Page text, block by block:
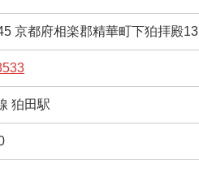
京都府相楽郡精華町下狛拝殿13
狛田駅